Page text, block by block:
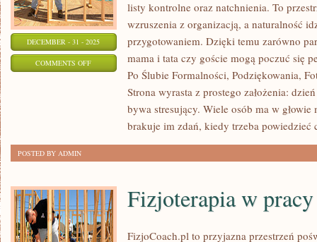
DECEMBER - 31 - 2025
COMMENTS OFFON
listy kontrolne oraz natchnienia. To
wzruszenia z organizacją, a naturalność
przygotowaniem. Dzięki temu zarówno
mama i tata czy goście mogą poczuć się
Po Ślubie Formalności, Podziękowania,
Strona wyrasta z prostego założenia:
bywa stresujący. Wiele osób ma w
brakuje im zdań, kiedy trzeba powiedzieć
POSTED BY ADMIN
Fizjoterapia w
FizjoCoach.pl to przyjazna przestrzeń